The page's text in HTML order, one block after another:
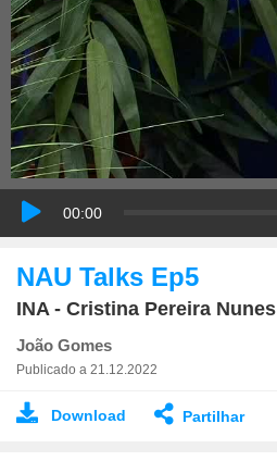
00:00
NAU Talks Ep5
INA - Cristina Pereira Nunes
João Gomes
Publicado a 21.12.2022
Download Partilhar